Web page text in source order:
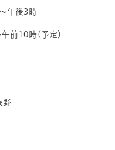
午後3時
午前10時(予定)
野